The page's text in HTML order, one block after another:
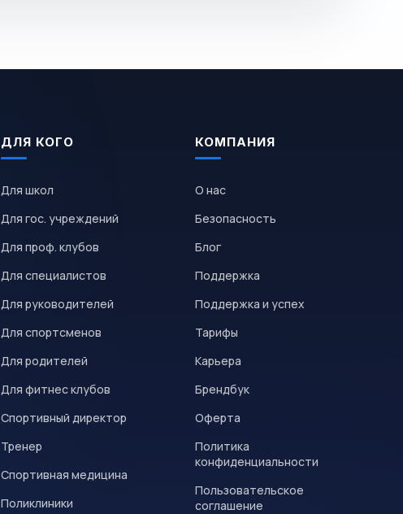
ДЛЯ КОГО
Для школ
Для гос. учреждений
Для проф. клубов
Для специалистов
Для руководителей
Для спортсменов
Для родителей
Для фитнес клубов
Спортивный директор
Тренер
Спортивная медицина
Поликлиники
КОМПАНИЯ
О нас
Безопасность
Блог
Поддержка
Поддержка и успех
Тарифы
Карьера
Брендбук
Оферта
Политика
конфиденциальности
Пользовательское
соглашение